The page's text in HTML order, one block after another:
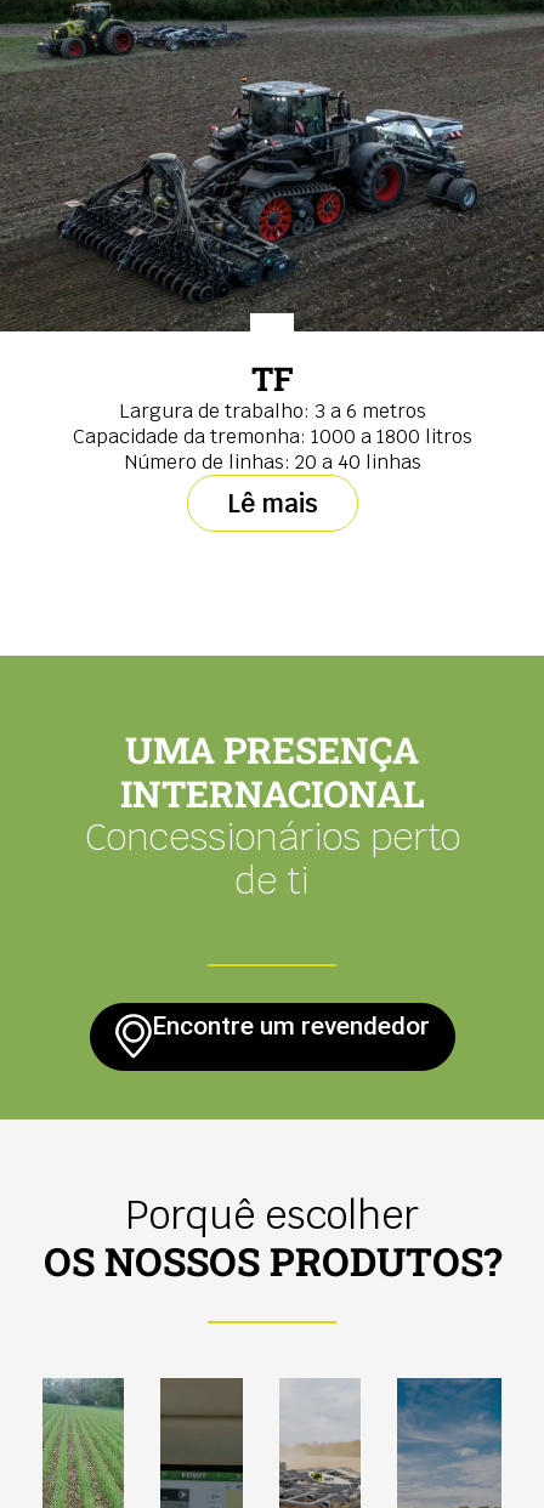
TF
Largura de trabalho: 3 a 6 metros
Capacidade da tremonha: 1000 a 1800 litros
Número de linhas: 20 a 40 linhas
Lê mais
UMA PRESENÇA
INTERNACIONAL
Concessionários perto
de ti
Encontre um revendedor
Porquê escolher
OS NOSSOS PRODUTOS?